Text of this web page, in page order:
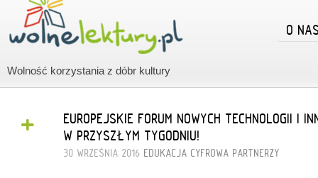
Wolność korzystania z dóbr kultury
O
+
EUROPEJSKIE FORUM NOWYCH TECHNOLOGII I
W PRZYSZŁYM TYGODNIU!
30 WRZEŚNIA 2016 EDUKACJA CYFROWA PARTNERZY